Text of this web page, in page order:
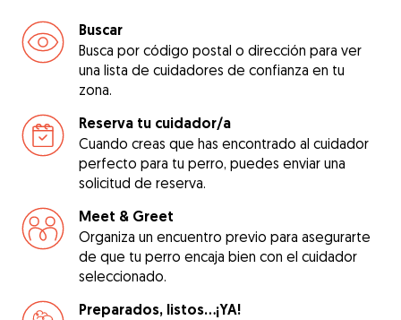
Buscar
Busca por código postal o dirección para ver
una lista de cuidadores de confianza en tu
zona.
Reserva tu cuidador/a
Cuando creas que has encontrado al cuidador
perfecto para tu perro, puedes enviar una
solicitud de reserva.
Meet & Greet
Organiza un encuentro previo para asegurarte
de que tu perro encaja bien con el cuidador
seleccionado.
Preparados, listos...¡YA!